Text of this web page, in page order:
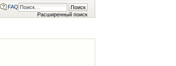
Расширенный поиск
FAQ